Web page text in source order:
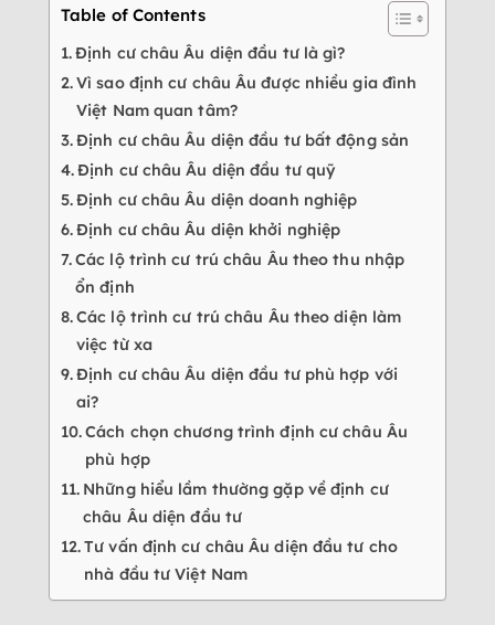
Table of Contents
Định cư châu Âu diện đầu tư là gì?
Vì sao định cư châu Âu được nhiều gia đình
Việt Nam quan tâm?
Định cư châu Âu diện đầu tư bất động sản
Định cư châu Âu diện đầu tư quỹ
Định cư châu Âu diện doanh nghiệp
Định cư châu Âu diện khởi nghiệp
Các lộ trình cư trú châu Âu theo thu nhập
ổn định
Các lộ trình cư trú châu Âu theo diện làm
việc từ xa
Định cư châu Âu diện đầu tư phù hợp với
ai?
Cách chọn chương trình định cư châu Âu
phù hợp
Những hiểu lầm thường gặp về định cư
châu Âu diện đầu tư
Tư vấn định cư châu Âu diện đầu tư cho
nhà đầu tư Việt Nam